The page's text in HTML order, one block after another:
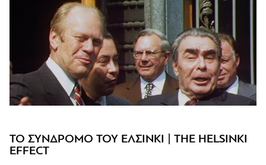
ΤΟ ΣΥΝΔΡΟΜΟ ΤΟΥ ΕΛΣΙΝΚΙ | THE HELSINKI
EFFECT